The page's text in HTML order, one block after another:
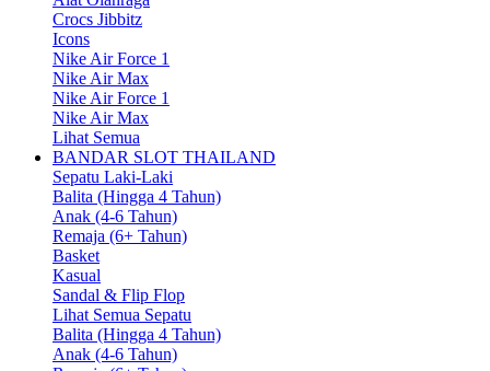
Crocs Jibbitz
Icons
Nike Air Force 1
Nike Air Max
Nike Air Force 1
Nike Air Max
Lihat Semua
BANDAR SLOT THAILAND
Sepatu Laki-Laki
Balita (Hingga 4 Tahun)
Anak (4-6 Tahun)
Remaja (6+ Tahun)
Basket
Kasual
Sandal & Flip Flop
Lihat Semua Sepatu
Balita (Hingga 4 Tahun)
Anak (4-6 Tahun)